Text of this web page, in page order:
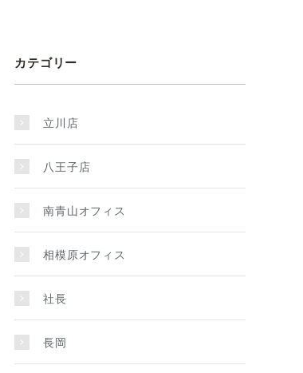
カテゴリー
立川店
八王子店
南青山オフィス
相模原オフィス
社長
長岡